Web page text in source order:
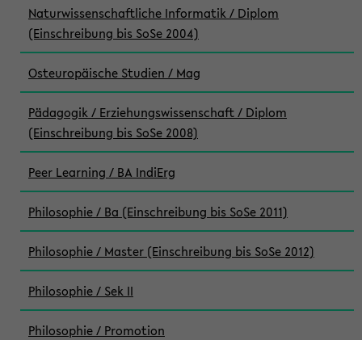
Naturwissenschaftliche Informatik / Diplom
(Einschreibung bis SoSe 2004)
Osteuropäische Studien / Mag
Pädagogik / Erziehungswissenschaft / Diplom
(Einschreibung bis SoSe 2008)
Peer Learning / BA IndiErg
Philosophie / Ba (Einschreibung bis SoSe 2011)
Philosophie / Master (Einschreibung bis SoSe 2012)
Philosophie / Sek II
Philosophie / Promotion